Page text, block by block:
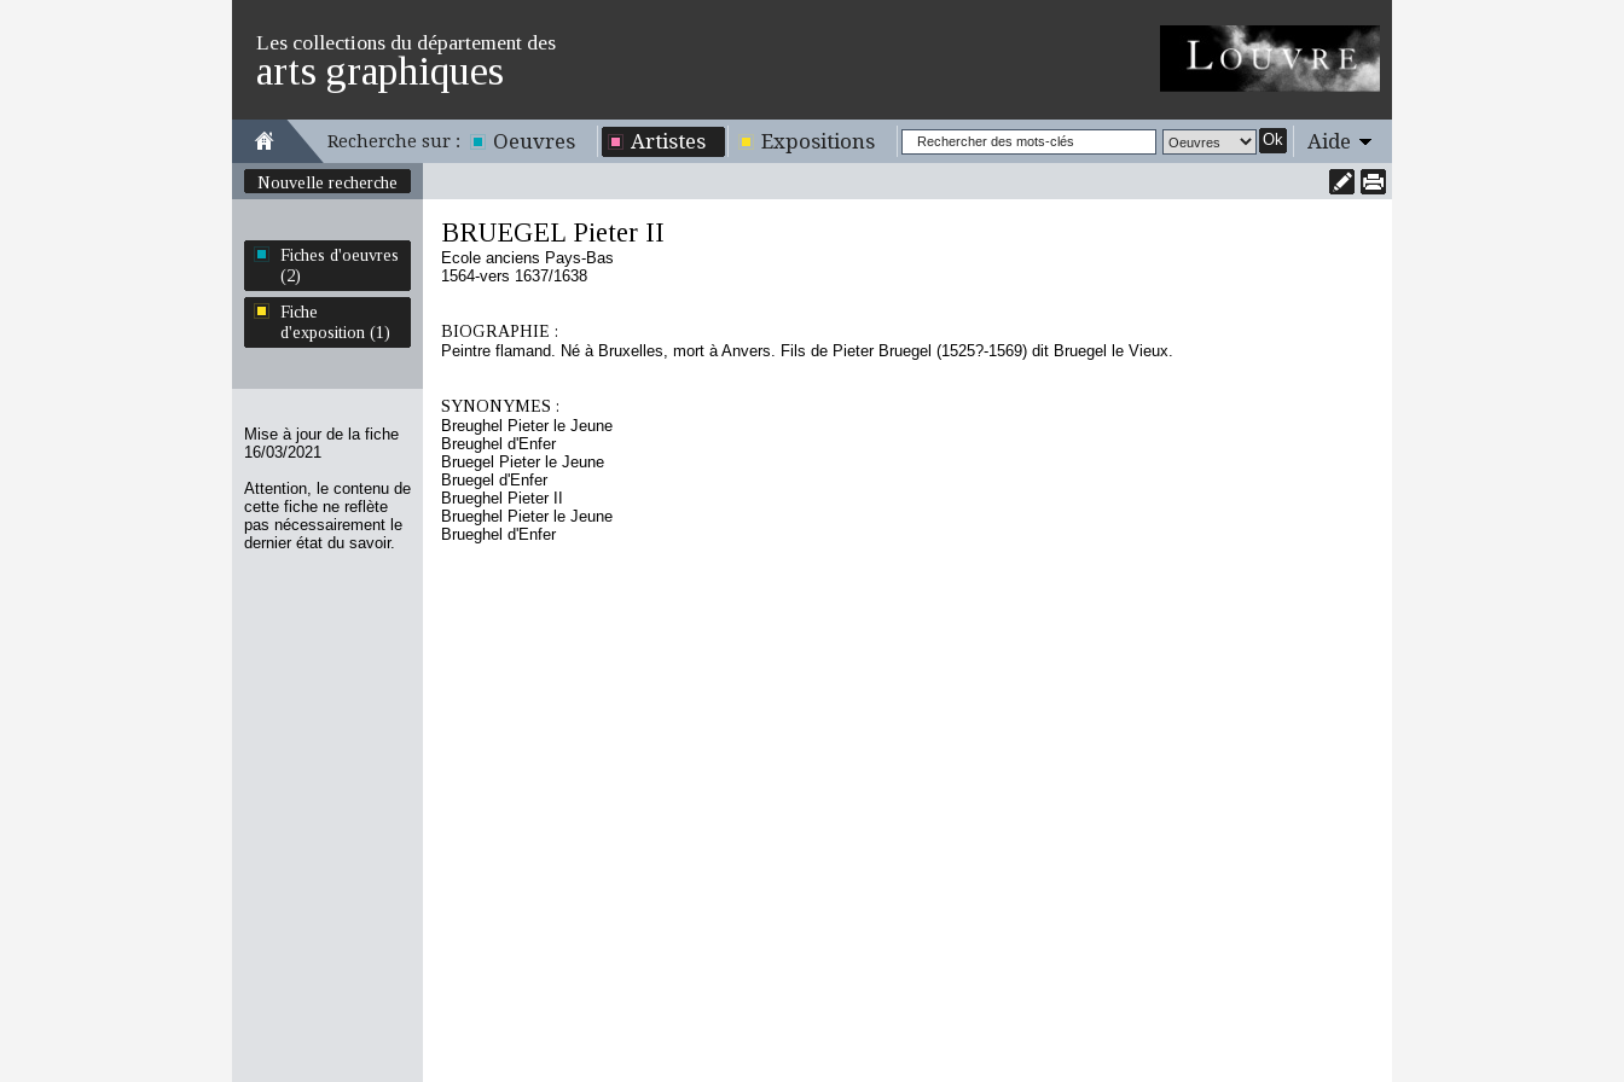
Les collections du département des
arts graphiques
Recherche sur : Oeuvres Artistes Expositions Ok Aide
Nouvelle recherche
Fiches d'oeuvres
(2)
Fiche
d'exposition (1)
Mise à jour de la fiche
16/03/2021
Attention, le contenu de
cette fiche ne reflète
pas nécessairement le
dernier état du savoir.
BRUEGEL Pieter II
Ecole anciens Pays-Bas
1564-vers 1637/1638
BIOGRAPHIE :
Peintre flamand. Né à Bruxelles, mort à Anvers. Fils de Pieter Bruegel (1525?-1569) dit Bruegel le Vieux.
SYNONYMES :
Breughel Pieter le Jeune
Breughel d'Enfer
Bruegel Pieter le Jeune
Bruegel d'Enfer
Brueghel Pieter II
Brueghel Pieter le Jeune
Brueghel d'Enfer